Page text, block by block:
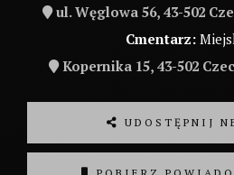
ul. Węglowa 56, 43-502
Cmentarz:
Kopernika 15, 43-502
UDOSTĘPNIJ